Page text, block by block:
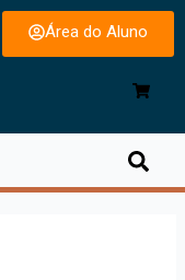
Área do Aluno